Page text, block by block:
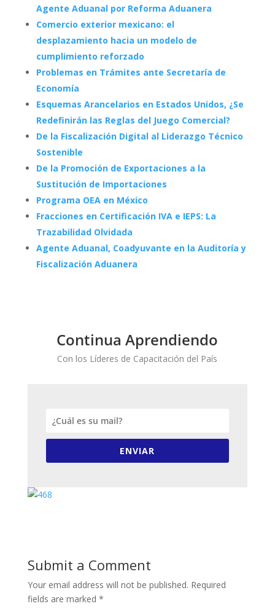
Agente Aduanal por Reforma Aduanera
Comercio exterior mexicano: el
desplazamiento hacia un modelo de
cumplimiento reforzado
Problemas en Trámites ante Secretaría de
Economía
Esquemas Arancelarios en Estados Unidos, ¿Se
Redefinirán las Reglas del Juego Comercial?
De la Fiscalización Digital al Liderazgo Técnico
Sostenible
De la Promoción de Exportaciones a la
Sustitución de Importaciones
Programa OEA en México
Fracciones en Certificación IVA e IEPS: La
Trazabilidad Olvidada
Agente Aduanal, Coadyuvante en la Auditoría y
Fiscalización Aduanera
Continua Aprendiendo
Con los Líderes de Capacitación del País
ENVIAR
Submit a Comment
Your email address will not be published. Required
fields are marked *